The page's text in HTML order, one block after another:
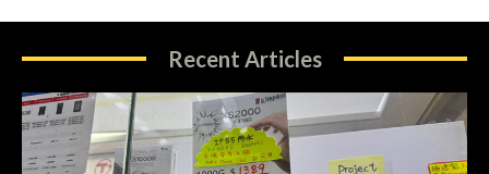
Recent Articles